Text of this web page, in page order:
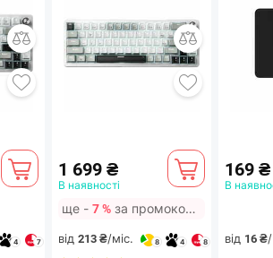
4 7
1 699 ₴
В наявності
ще - 7 % за промокодом
від 213 ₴/міс. 8 4 8
169 ₴
В
від 16 ₴